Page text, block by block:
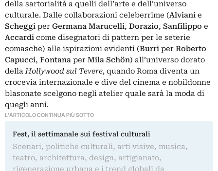
della sartorialità a quelli dell’arte e dell’universo
culturale. Dalle collaborazioni celeberrime (Alviani e
Scheggi per Germana Marucelli, Dorazio, Sanfilippo e
Accardi come disegnatori di pattern per le seterie
comasche) alle ispirazioni evidenti (Burri per Roberto
Capucci, Fontana per Mila Schön) all’universo dorato
della Hollywood sul Tevere, quando Roma diventa un
crocevia internazionale e dive del cinema e nobildonne
blasonate scelgono negli atelier quale sarà la moda di
quegli anni.
L'ARTICOLO CONTINUA PIÙ SOTTO
Fest, il settimanale sui festival culturali
Scenari, politiche culturali, arti visive, musica,
teatro, architettura, design, artigianato,
rigenerazione urbana e i trend globali da